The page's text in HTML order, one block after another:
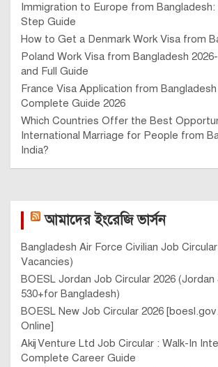
Immigration to Europe from
Step Guide
How to Get a Denmark Work Visa from
Poland Work Visa from Bangladesh
and Full Guide
France Visa Application from Bangladesh
Complete Guide 2026
Which Countries Offer the Best
International Marriage for People from
India?
আমাদের ইংরেজি ভার্সন
Bangladesh Air Force Civilian Job
Vacancies)
BOESL Jordan Job Circular 2026 (Jordan
530+for Bangladesh)
BOESL New Job Circular 2026
Online]
Akij Venture Ltd Job Circular : Walk-In
Complete Career Guide